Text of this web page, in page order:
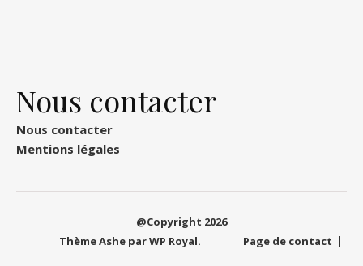
Nous contacter
Nous contacter
Mentions légales
@Copyright 2026
Page de contact
Thème Ashe parWP Royal.